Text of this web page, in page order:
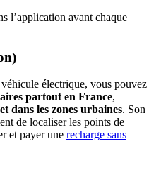
l’application avant chaque
électrique, vous pouvez
partout en France,
dans les zones urbaines. Son
de localiser les points de
et payer une recharge sans